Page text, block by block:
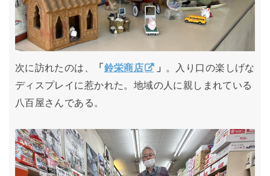
次に訪れたのは、 「鈴栄商店 」
。入り口の楽しげな
ディスプレイに惹かれた。地域の人に親しまれている
八百屋さんである。